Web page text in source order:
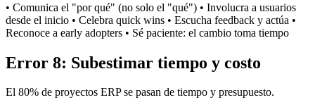
• Comunica el "por qué" (no solo el "qué") • Involucra a usuarios
desde el inicio • Celebra quick wins • Escucha feedback y actúa •
Reconoce a early adopters • Sé paciente: el cambio toma tiempo
Error 8: Subestimar tiempo y costo
El 80% de proyectos ERP se pasan de tiempo y presupuesto.